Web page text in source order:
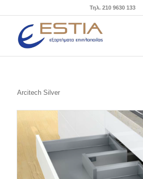
Τηλ. 210 9630 133
Arcitech Silver